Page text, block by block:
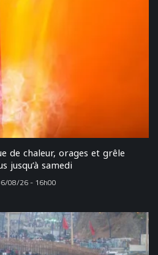
de chaleur, orages et grêle
jusqu’à samedi
08/26 - 16h00